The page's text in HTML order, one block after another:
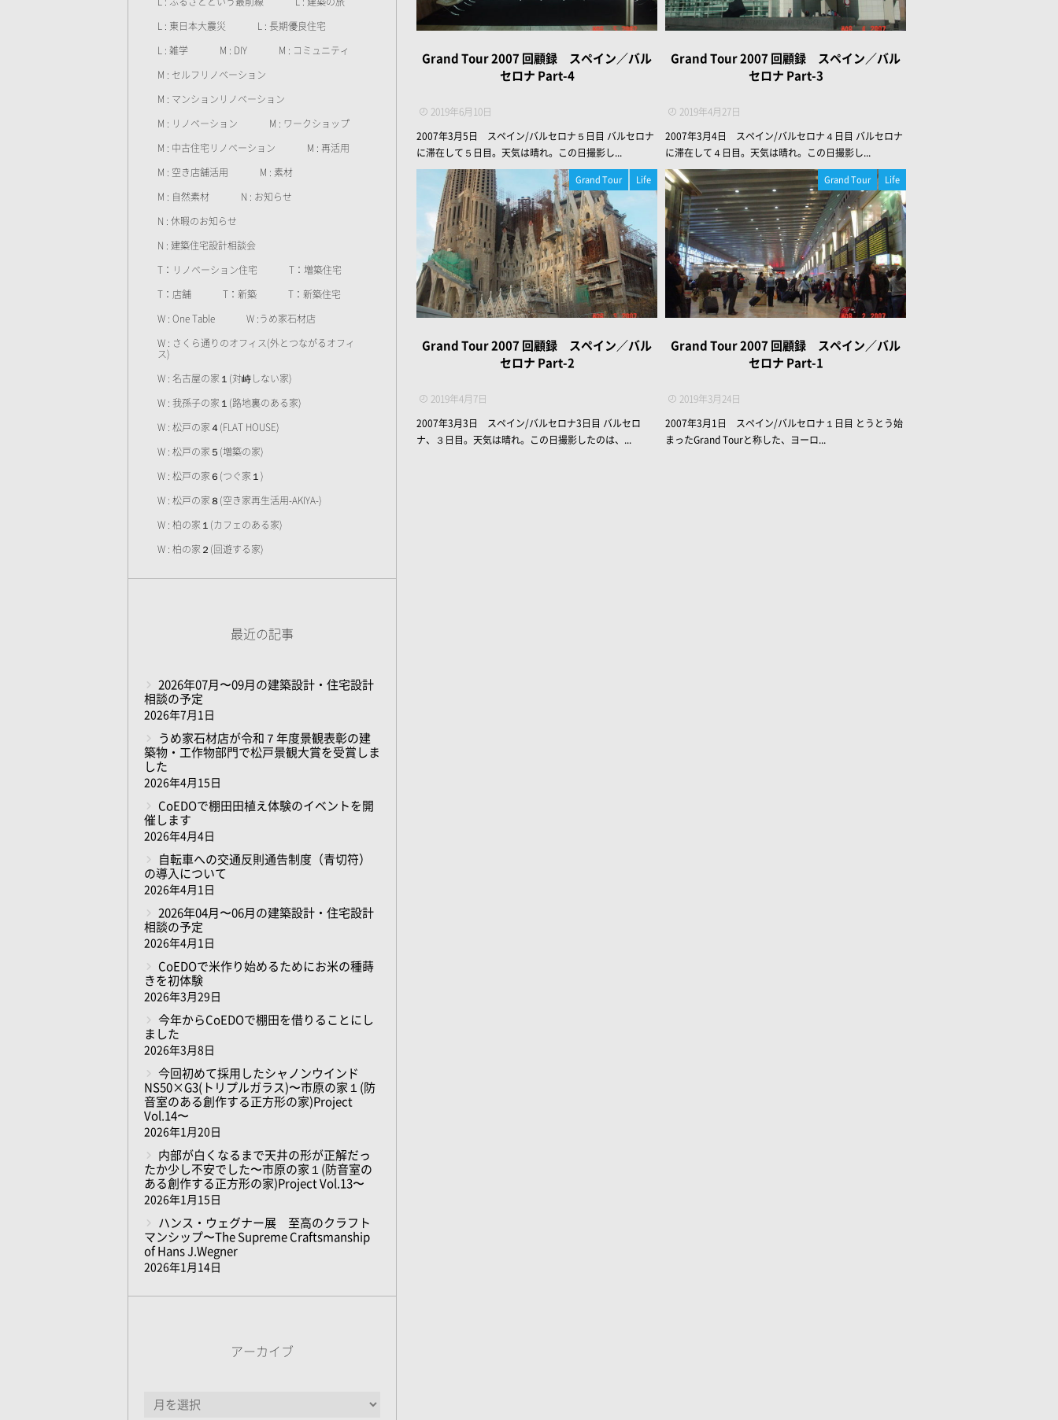
Grand Tour 2007 回顧録 スペイン／バル
セロナ Part-4
2019年6月10日
2007年3月5日 スペイン/バルセロナ５日目 バルセロナ
に滞在して５日目。天気は晴れ。この日撮影し...
Grand Tour 2007 回顧録 スペイン／バル
セロナ Part-3
2019年4月27日
2007年3月4日 スペイン/バルセロナ４日目 バルセロナ
に滞在して４日目。天気は晴れ。この日撮影し...
Grand Tour Life
Grand Tour 2007 回顧録 スペイン／バル
セロナ Part-2
2019年4月7日
2007年3月3日 スペイン/バルセロナ3日目 バルセロ
ナ、３日目。天気は晴れ。この日撮影したのは、...
Grand Tour Life
Grand Tour 2007 回顧録 スペイン／バル
セロナ Part-1
2019年3月24日
2007年3月1日 スペイン/バルセロナ１日目 とうとう始
まったGrand Tourと称した、ヨーロ...
L : 東日本大震災 L : 長期優良住宅
L : 雑学 M : DIY M : コミュニティ
M : セルフリノベーション
M : マンションリノベーション
M : リノベーション M : ワークショップ
M : 中古住宅リノベーション M : 再活用
M : 空き店舗活用 M : 素材
M : 自然素材 N : お知らせ
N : 休暇のお知らせ
N : 建築住宅設計相談会
T：リノベーション住宅 T：増築住宅
T：店舗 T：新築 T：新築住宅
W : One Table W :うめ家石材店
W : さくら通りのオフィス(外とつながるオフィ
ス)
W : 名古屋の家１(対峙しない家)
W : 我孫子の家１(路地裏のある家)
W : 松戸の家４(FLAT HOUSE)
W : 松戸の家５(増築の家)
W : 松戸の家６(つぐ家１)
W : 松戸の家８(空き家再生活用-AKIYA-)
W : 柏の家１(カフェのある家)
W : 柏の家２(回遊する家)
最近の記事
2026年07月〜09月の建築設計・住宅設計
相談の予定
2026年7月1日
うめ家石材店が令和７年度景観表彰の建
築物・工作物部門で松戸景観大賞を受賞しま
した
2026年4月15日
CoEDOで棚田田植え体験のイベントを開
催します
2026年4月4日
自転車への交通反則通告制度（青切符）
の導入について
2026年4月1日
2026年04月〜06月の建築設計・住宅設計
相談の予定
2026年4月1日
CoEDOで米作り始めるためにお米の種蒔
きを初体験
2026年3月29日
今年からCoEDOで棚田を借りることにし
ました
2026年3月8日
今回初めて採用したシャノンウインド
NS50×G3(トリプルガラス)〜市原の家１(防
音室のある創作する正方形の家)Project
Vol.14〜
2026年1月20日
内部が白くなるまで天井の形が正解だっ
たか少し不安でした〜市原の家１(防音室の
ある創作する正方形の家)Project Vol.13〜
2026年1月15日
ハンス・ウェグナー展 至高のクラフト
マンシップ〜The Supreme Craftsmanship
of Hans J.Wegner
2026年1月14日
アーカイブ